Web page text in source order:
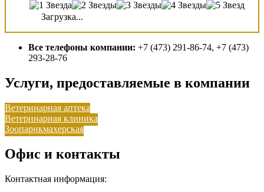
Загрузка...
Все телефоны компании: +7 (473) 291-86-74, +7 (473)
293-28-76
Услуги, предоставляемые в компании
Ветеринарная аптека
Ветеринарная клиника
Зоопарикмахерская
Офис и контакты
Контактная информация: